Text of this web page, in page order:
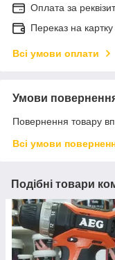
Оплата за
Переказ на
Всі умови оплати
Умови
Повернення товару
Всі умови
Подібні товари